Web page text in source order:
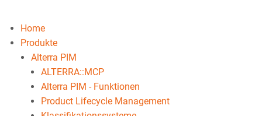
Home
Produkte
Alterra PIM
ALTERRA::MCP
Alterra PIM - Funktionen
Product Lifecycle Management